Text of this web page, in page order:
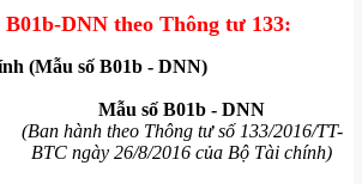
DNN theo Thông tư 133:
(Mẫu số B01b - DNN)
Mẫu số B01b - DNN
(Ban hành theo Thông tư số 133/2016/TT-
BTC ngày 26/8/2016 của Bộ Tài chính)